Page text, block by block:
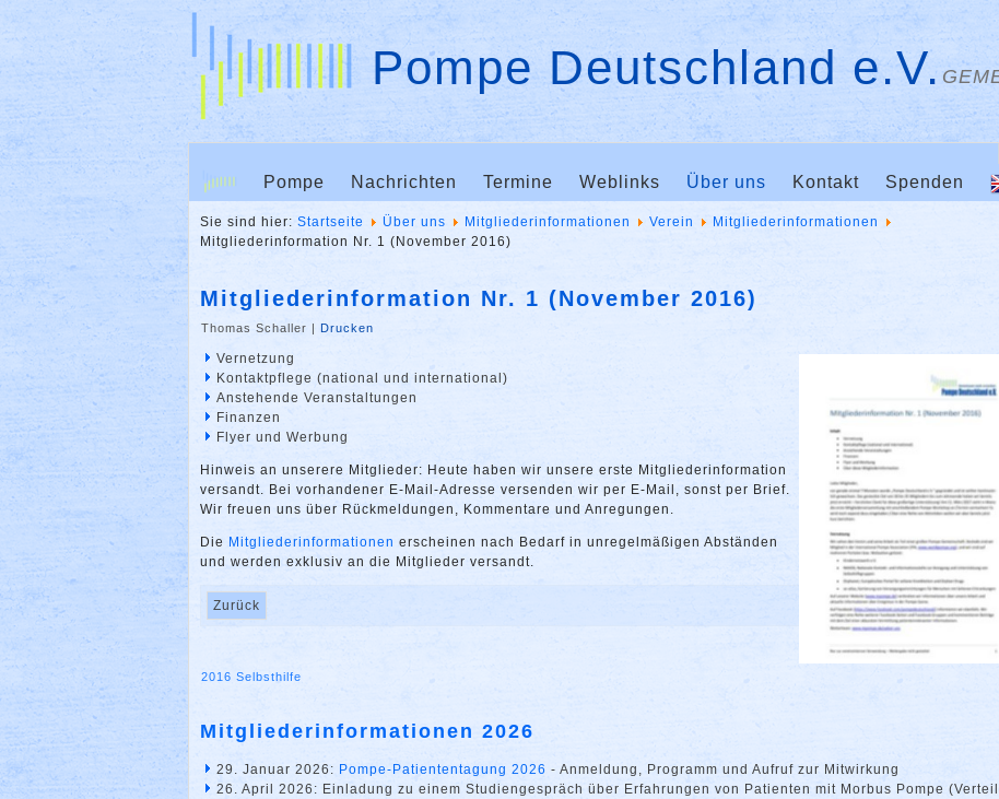
Pompe Deutschland e.V.
Pompe Nachrichten Termine Weblinks Über uns Kontakt Spenden
Sie sind hier: Startseite Über uns Mitgliederinformationen Verein
Mitgliederinformationen
Mitgliederinformation Nr. 1 (November 2016)
Mitgliederinformation Nr. 1 (November 2016)
Thomas Schaller | Drucken
Vernetzung
Kontaktpflege (national und international)
Anstehende Veranstaltungen
Finanzen
Flyer und Werbung
Hinweis an unserere Mitglieder: Heute haben wir unsere erste Mitgliederinformation
versandt. Bei vorhandener E-Mail-Adresse versenden wir per E-Mail, sonst per Brief.
Wir freuen uns über Rückmeldungen, Kommentare und Anregungen.
Die Mitgliederinformationen erscheinen nach Bedarf in unregelmäßigen Abständen
und werden exklusiv an die Mitglieder versandt.
Zurück
2016 Selbsthilfe
Mitgliederinformationen 2026
29. Januar 2026: Pompe-Patiententagung 2026 - Anmeldung, Programm und Aufruf zur Mitwirkung
26. April 2026: Einladung zu einem Studiengespräch über Erfahrungen von Patienten mit Morbus Pompe